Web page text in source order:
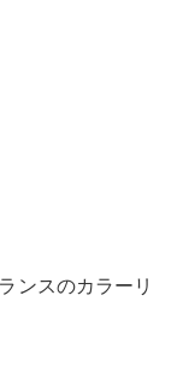
ンスのカラーリ